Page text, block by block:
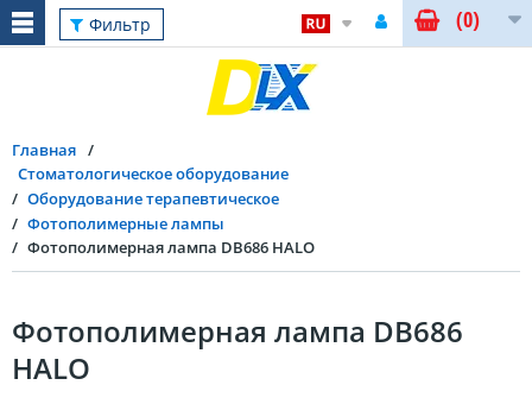
Фильтр (0)
Главная
Стоматологическое оборудование
Оборудование терапевтическое
Фотополимерные лампы
Фотополимерная лампа DB686 HALO
Фотополимерная лампа DB686
HALO